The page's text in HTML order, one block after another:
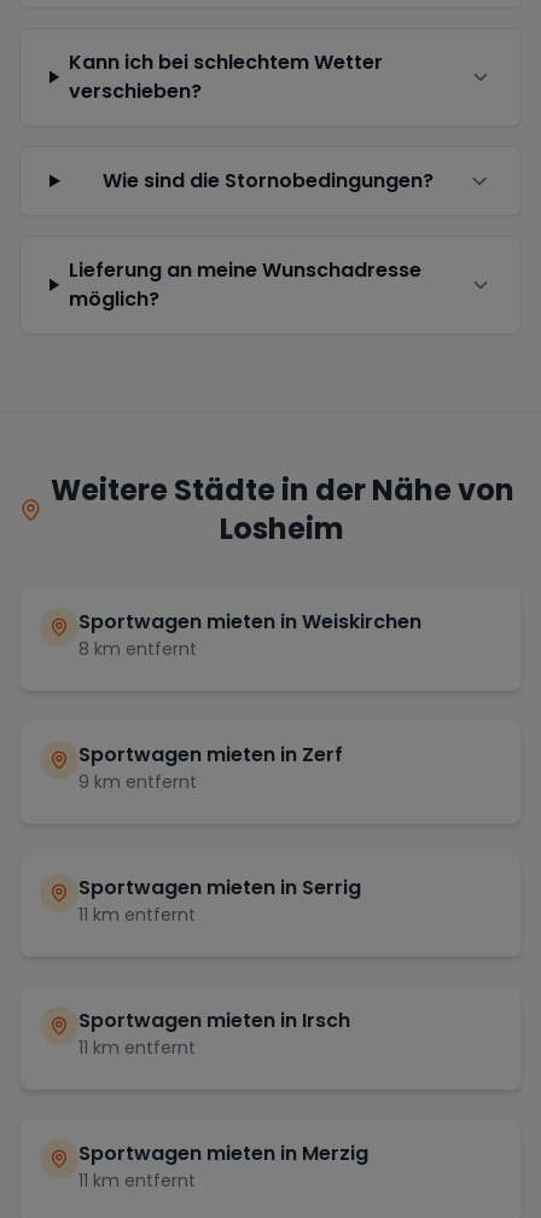
Kann ich bei schlechtem Wetter
verschieben?
Wie sind die Stornobedingungen?
Lieferung an meine Wunschadresse
möglich?
Weitere Städte in der Nähe von
Losheim
Sportwagen mieten inWeiskirchen
8 km entfernt
Sportwagen mieten in Zerf
9 km entfernt
Sportwagen mieten in Serrig
11 km entfernt
Sportwagen mieten in Irsch
11 km entfernt
Sportwagen mieten in Merzig
11 km entfernt